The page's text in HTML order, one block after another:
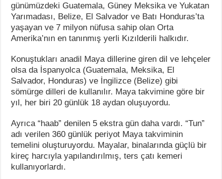
günümüzdeki Guatemala, Güney Meksika ve Yukatan
Yarımadası, Belize, El Salvador ve Batı Honduras’ta
yaşayan ve 7 milyon nüfusa sahip olan Orta
Amerika’nın en tanınmış yerli Kızılderili halkıdır.
Konuştukları anadil Maya dillerine giren dil ve lehçeler
olsa da İspanyolca (Guatemala, Meksika, El
Salvador, Honduras) ve İngilizce (Belize) gibi
sömürge dilleri de kullanılır. Maya takvimine göre bir
yıl, her biri 20 günlük 18 aydan oluşuyordu.
Ayrıca “haab” denilen 5 ekstra gün daha vardı. “Tun”
adı verilen 360 günlük periyot Maya takviminin
temelini oluşturuyordu. Mayalar, binalarında güçlü bir
kireç harcıyla yapılandırılmış, ters çatı kemeri
kullanıyorlardı.